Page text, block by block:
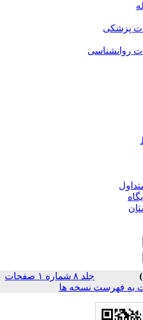
پزشکی
روانشناسی
جلد ۸ شماره ۱ صفحات
فهرست نسخه ها